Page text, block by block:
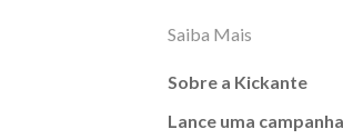
Saiba Mais
Sobre a Kickante
Lance uma campanha